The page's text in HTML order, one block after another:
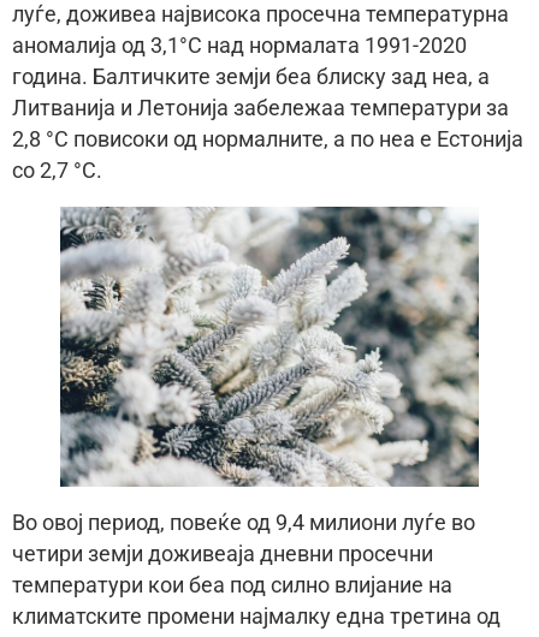
луѓе, доживеа највисока просечна температурна
аномалија од 3,1°C над нормалата 1991-2020
година. Балтичките земји беа блиску зад неа, а
Литванија и Летонија забележаа температури за
2,8 °C повисоки од нормалните, а по неа е Естонија
со 2,7 °C.
Во овој период, повеќе од 9,4 милиони луѓе во
четири земји доживеаја дневни просечни
температури кои беа под силно влијание на
климатските промени најмалку една третина од